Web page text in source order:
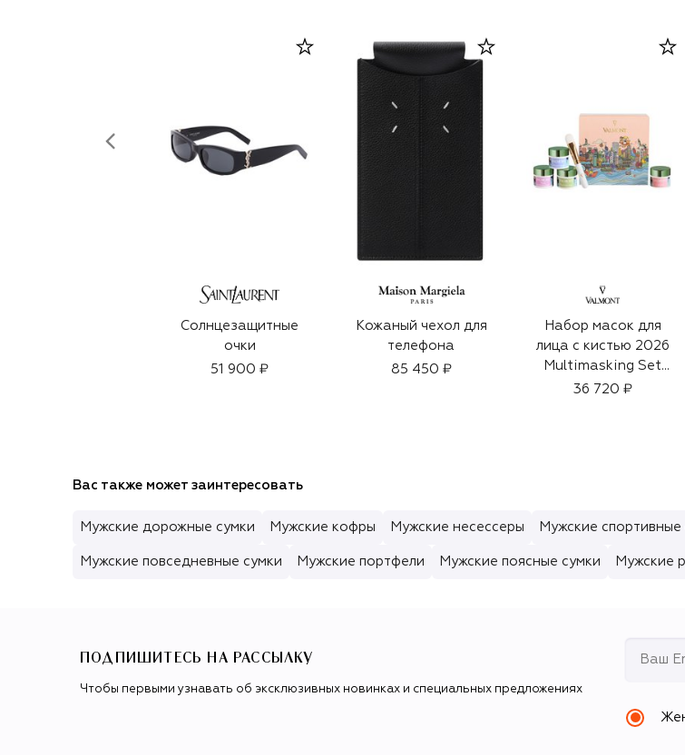
Солнцезащитные
очки
51 900 ₽
Кожаный чехол для
телефона
85 450 ₽
Набор масок для
лица с кистью 2026
Multimasking Set
(4x15ml)
36 720 ₽
Вас также может заинтересовать
Мужские дорожные сумки Мужские кофры Мужские несессеры Мужские спортивные
Мужские повседневные сумки Мужские портфели Мужские поясные сумки Мужские
ПОДПИШИТЕСЬ НА РАССЫЛКУ
Чтобы первыми узнавать об эксклюзивных новинках и специальных предложениях